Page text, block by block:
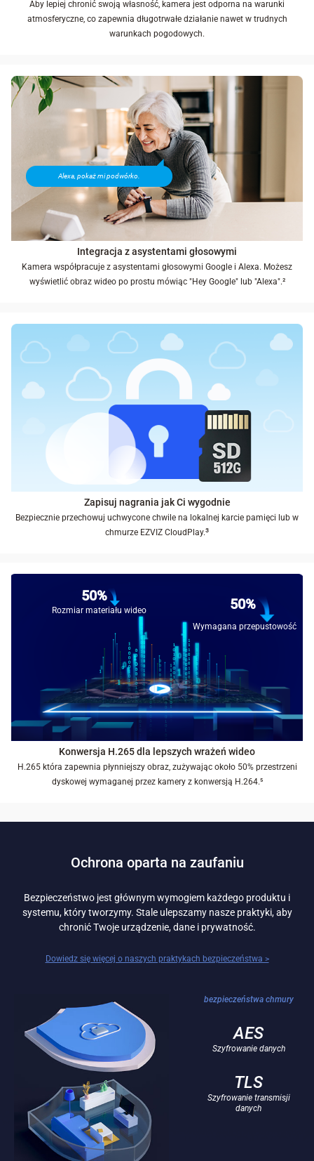
Aby lepiej chronić swoją własność, kamera jest odporna na warunki
atmosferyczne, co zapewnia długotrwałe działanie nawet w trudnych
warunkach pogodowych.
Alexa, pokaż mi podwórko.
Integracja z asystentami głosowymi
Kamera współpracuje z asystentami głosowymi Google i Alexa. Możesz
wyświetlić obraz wideo po prostu mówiąc "Hey Google" lub "Alexa".²
Zapisuj nagrania jak Ci wygodnie
Bezpiecznie przechowuj uchwycone chwile na lokalnej karcie pamięci lub w
chmurze EZVIZ CloudPlay.³
50%
Rozmiar materiału wideo 50%
Wymagana przepustowość
Konwersja H.265 dla lepszych wrażeń wideo
H.265 która zapewnia płynniejszy obraz, zużywając około 50% przestrzeni
dyskowej wymaganej przez kamery z konwersją H.264.⁵
Ochrona oparta na zaufaniu
Bezpieczeństwo jest głównym wymogiem każdego produktu i
systemu, który tworzymy. Stale ulepszamy nasze praktyki, aby
chronić Twoje urządzenie, dane i prywatność.
Dowiedz się więcej o naszych praktykach bezpieczeństwa >
bezpieczeństwa chmury
AES
Szyfrowanie danych
TLS
Szyfrowanie transmisji
danych